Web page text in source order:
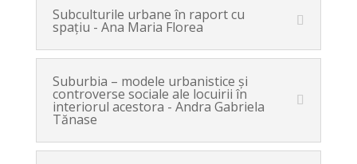
Subculturile urbane în raport cu
spaţiu - Ana Maria Florea
Suburbia – modele urbanistice şi
controverse sociale ale locuirii în
interiorul acestora - Andra Gabriela
Tănase